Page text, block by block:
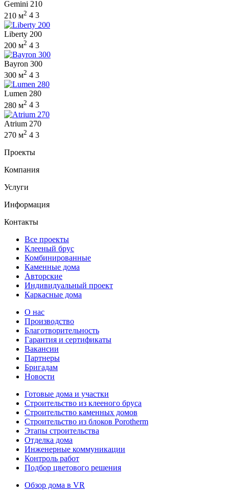
Gemini 210
210 м2 4 3
Liberty 200
200 м2 4 3
Bayron 300
300 м2 4 3
Lumen 280
280 м2 4 3
Atrium 270
270 м2 4 3
Проекты
Компания
Услуги
Информация
Контакты
Все проекты
Клееный брус
Комбинированные
Каменные дома
Авторские
Индивидуальный проект
Каркасные дома
О нас
Производство
Благотворительность
Гарантия и сертификаты
Вакансии
Партнеры
Бригадам
Новости
Готовые дома и участки
Строительство из клееного бруса
Строительство каменных домов
Строительство из блоков Porotherm
Этапы строительства
Отделка дома
Инженерные коммуникации
Контроль работ
Подбор цветового решения
Обзор дома в VR